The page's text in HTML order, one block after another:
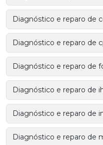
Diagnóstico e reparo de
Diagnóstico e reparo de
Diagnóstico e reparo de
Diagnóstico e reparo de
Diagnóstico e reparo de
Diagnóstico e reparo de